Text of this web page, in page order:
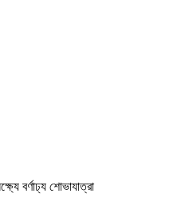
বর্ণাঢ্য শোভাযাত্রা